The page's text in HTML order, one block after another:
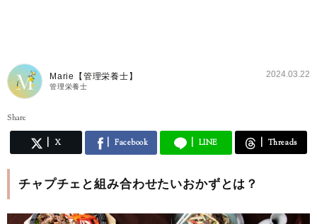
Marie【管理栄養士】
管理栄養士
2024.03.22
Share
X Facebook LINE Threads
チャプチェと組み合わせたいおかずとは？